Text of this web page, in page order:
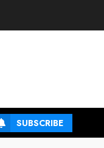
SUBSCRIBE